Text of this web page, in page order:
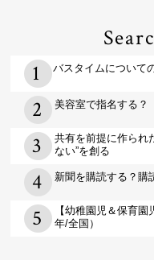
バスタイムについて
美容室で指名する
共有を前提に作られ
ない”を創る
新聞を購読する？購
【幼稚園児＆保育
年/全国）